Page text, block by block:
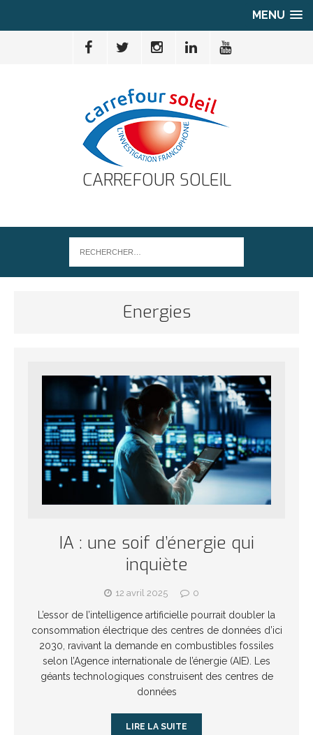
MENU
CARREFOUR SOLEIL
Energies
IA : une soif d’énergie qui
inquiète
12 avril 2025 0
L’essor de l’intelligence artificielle pourrait doubler la
consommation électrique des centres de données d’ici
2030, ravivant la demande en combustibles fossiles
selon l’Agence internationale de l’énergie (AIE). Les
géants technologiques construisent des centres de
données
LIRE LA SUITE